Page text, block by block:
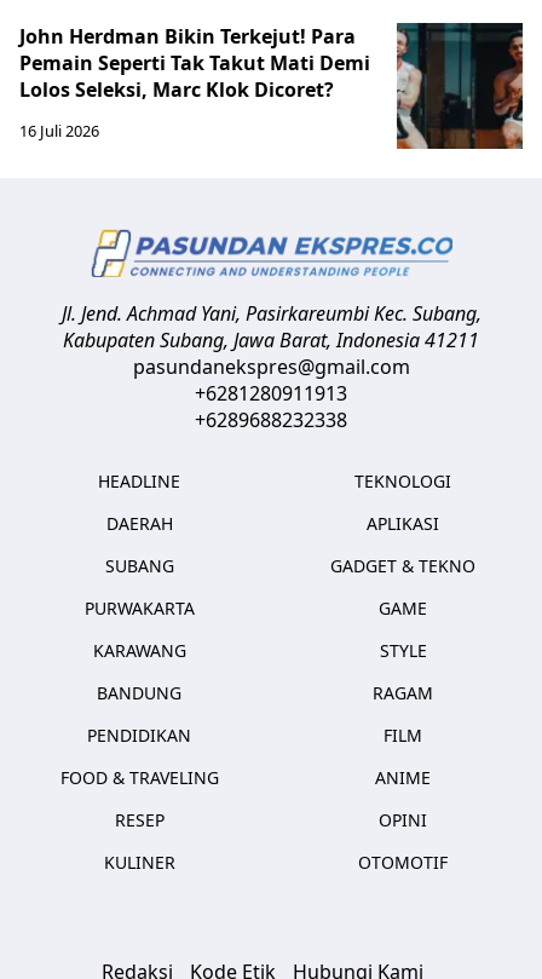
John Herdman Bikin Terkejut! Para
Pemain Seperti Tak Takut Mati Demi
Lolos Seleksi, Marc Klok Dicoret?
16 Juli 2026
Jl. Jend. Achmad Yani, Pasirkareumbi Kec. Subang,
Kabupaten Subang, Jawa Barat,Indonesia41211
pasundanekspres@gmail.com
+6281280911913
+6289688232338
HEADLINE
DAERAH
SUBANG
PURWAKARTA
KARAWANG
BANDUNG
PENDIDIKAN
FOOD & TRAVELING
RESEP
KULINER
TEKNOLOGI
APLIKASI
GADGET & TEKNO
GAME
STYLE
RAGAM
FILM
ANIME
OPINI
OTOMOTIF
Redaksi Kode Etik Hubungi Kami